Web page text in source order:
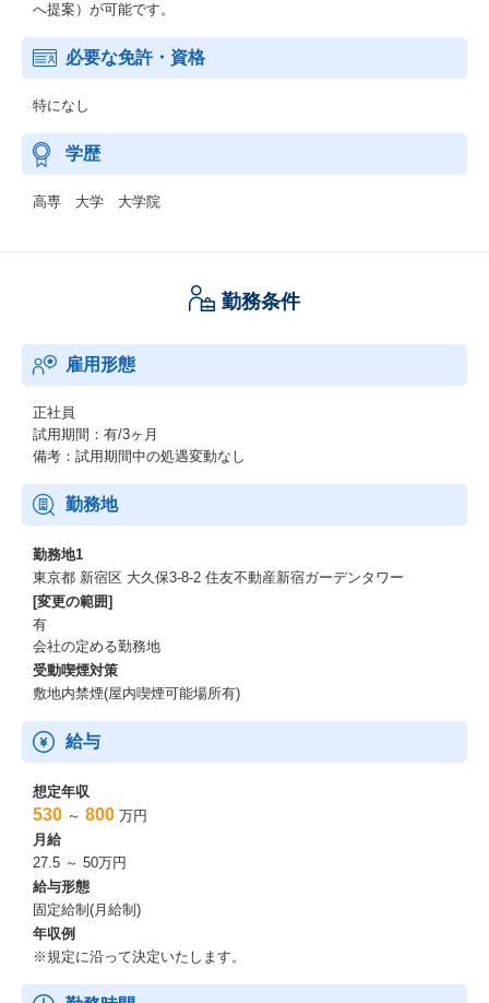
へ提案）が可能です。
必要な免許・資格
特になし
学歴
高専 大学 大学院
勤務条件
雇用形態
正社員
試用期間：有/3ヶ月
備考：試用期間中の処遇変動なし
勤務地
勤務地1
東京都 新宿区 大久保3-8-2 住友不動産新宿ガーデンタワー
[変更の範囲]
有
会社の定める勤務地
受動喫煙対策
敷地内禁煙(屋内喫煙可能場所有)
給与
想定年収
530 ～ 800 万円
月給
27.5 ～ 50万円
給与形態
固定給制(月給制)
年収例
※規定に沿って決定いたします。